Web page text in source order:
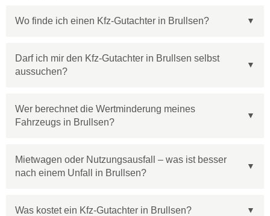
Wo finde ich einen Kfz-Gutachter in Brullsen?
Darf ich mir den Kfz-Gutachter in Brullsen selbst
aussuchen?
Wer berechnet die Wertminderung meines
Fahrzeugs in Brullsen?
Mietwagen oder Nutzungsausfall – was ist besser
nach einem Unfall in Brullsen?
Was kostet ein Kfz-Gutachter in Brullsen?